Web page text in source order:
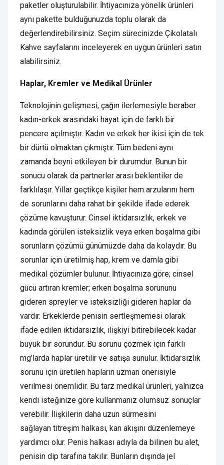
paketler oluşturulabilir. İhtiyacınıza yönelik ürünleri
aynı pakette bulduğunuzda toplu olarak da
değerlendirebilirsiniz. Seçim sürecinizde Çikolatalı
Kahve sayfalarını inceleyerek en uygun ürünleri satın
alabilirsiniz.
Haplar, Kremler ve Medikal Ürünler
Teknolojinin gelişmesi, çağın ilerlemesiyle beraber
kadın-erkek arasındaki hayat için de farklı bir
pencere açılmıştır. Kadın ve erkek her ikisi için de tek
bir dürtü olmaktan çıkmıştır. Tüm bedeni aynı
zamanda beyni etkileyen bir durumdur. Bunun bir
sonucu olarak da partnerler arası beklentiler de
farklılaşır. Yıllar geçtikçe kişiler hem arzularını hem
de sorunlarını daha rahat bir şekilde ifade ederek
çözüme kavuşturur. Cinsel iktidarsızlık, erkek ve
kadında görülen isteksizlik veya erken boşalma gibi
sorunların çözümü günümüzde daha da kolaydır. Bu
sorunlar için üretilmiş hap, krem ve damla gibi
medikal çözümler bulunur. İhtiyacınıza göre; cinsel
gücü artıran kremler; erken boşalma sorununu
gideren spreyler ve isteksizliği gideren haplar da
vardır. Erkeklerde penisin sertleşmemesi olarak
ifade edilen iktidarsızlık, ilişkiyi bitirebilecek kadar
büyük bir sorundur. Bu sorunu çözmek için farklı
mg’larda haplar üretilir ve satışa sunulur. İktidarsızlık
sorunu için üretilen hapların uzman önerisiyle
verilmesi önemlidir. Bu tarz medikal ürünleri, yalnızca
kendi isteğinize göre kullanmanız olumsuz sonuçlar
verebilir. İlişkilerin daha uzun sürmesini
sağlayan titreşim halkası, kan akışını düzenlemeye
yardımcı olur. Penis halkası adıyla da bilinen bu alet,
penisin dip tarafına takılır. Bunların dışında jel